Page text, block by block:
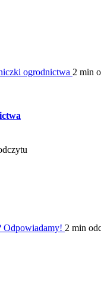
ogrodnictwa 2 min
Odpowiadamy! 2 min